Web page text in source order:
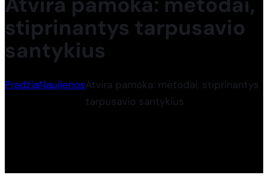
stiprinantys tarpusavio
santykius
PradžiaNaujienosAtvira pamoka: metodai, stiprinantys
tarpusavio santykius